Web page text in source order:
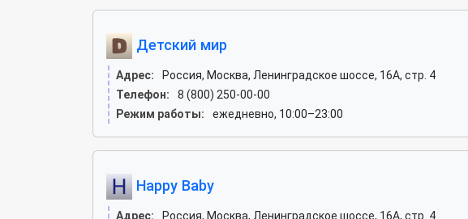
Детский мир
Адрес:
Россия, Москва, Ленинградское шоссе, 16А, стр. 4
Телефон:
8 (800) 250-00-00
Режим работы:
ежедневно, 10:00–23:00
Happy Baby
Адрес: Россия, Москва, Ленинградское шоссе, 16А, стр. 4